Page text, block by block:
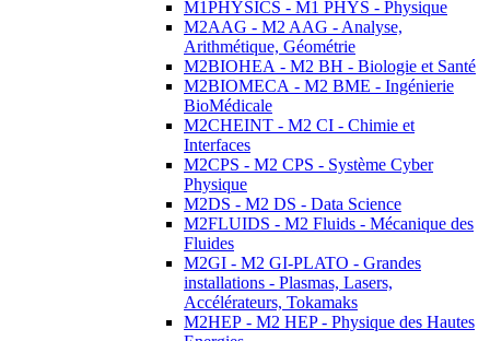
M1PHYSICS - M1 PHYS - Physique
M2AAG - M2 AAG - Analyse,
Arithmétique, Géométrie
M2BIOHEA - M2 BH - Biologie et Santé
M2BIOMECA - M2 BME - Ingénierie
BioMédicale
M2CHEINT - M2 CI - Chimie et
Interfaces
M2CPS - M2 CPS - Système Cyber
Physique
M2DS - M2 DS - Data Science
M2FLUIDS - M2 Fluids - Mécanique des
Fluides
M2GI - M2 GI-PLATO - Grandes
installations - Plasmas, Lasers,
Accélérateurs, Tokamaks
M2HEP - M2 HEP - Physique des Hautes